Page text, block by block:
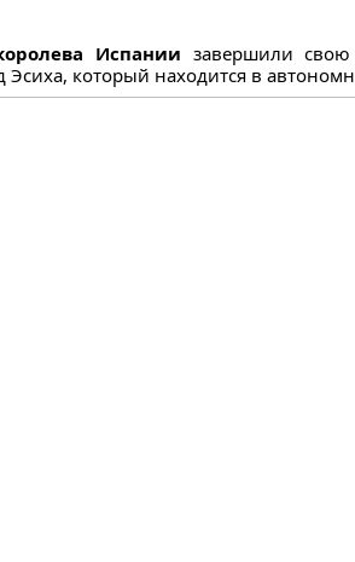
Испании завершили
Эсиха, который находится в